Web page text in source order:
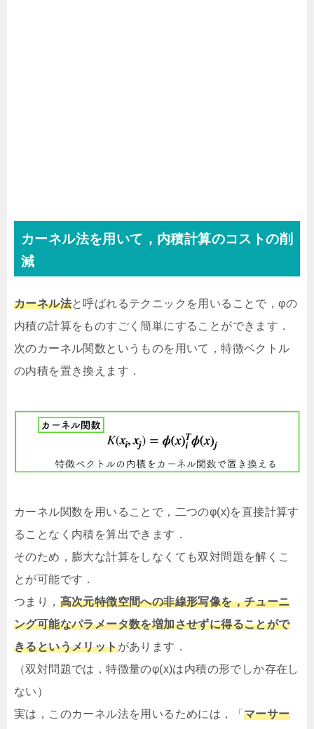
カーネル法を用いて，内積計算のコストの削
減
カーネル法と呼ばれるテクニックを用いることで，φの
内積の計算をものすごく簡単にすることができます．
次のカーネル関数というものを用いて，特徴ベクトル
の内積を置き換えます．
カーネル関数を用いることで，二つのφ(x)を直接計算す
ることなく内積を算出できます．
そのため，膨大な計算をしなくても双対問題を解くこ
とが可能です．
つまり， 高次元特徴空間への非線形写像を，チューニ
ング可能なパラメータ数を増加させずに得ることがで
きるというメリットがあります．
（双対問題では，特徴量のφ(x)は内積の形でしか存在し
ない）
実は，このカーネル法を用いるためには，「 マーサー